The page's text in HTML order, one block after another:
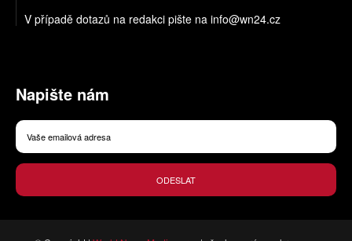
V případě dotazů na redakci pište na info@wn24.cz
Napište nám
ODESLAT